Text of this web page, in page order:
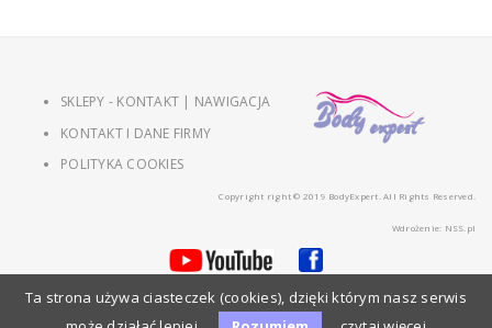
SKLEPY - KONTAKT | NAWIGACJA
KONTAKT I DANE FIRMY
POLITYKA COOKIES
Copyright right © 2019 BodyExpert. All Rights Reserved.
Wdrożenie: NSS.pl
Ta strona używa ciasteczek (cookies), dzięki którym nasz serwis